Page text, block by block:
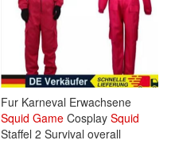
Fur Karneval Erwachsene
Squid Game Cosplay Squid
Staffel 2 Survival overall